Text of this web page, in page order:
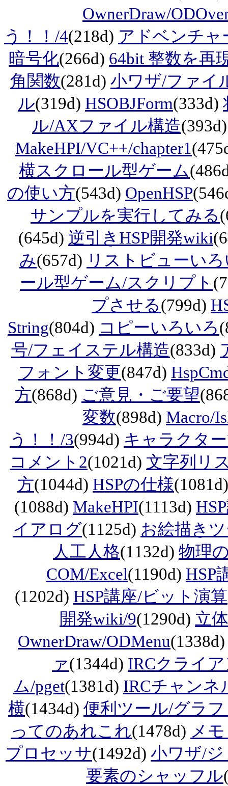
OwnerDraw/
う！！/4(218d) アドベンチャ
暗号化(266d) 64bit 整数を再
角関数(281d) 小ワザ/ファイ
ル(319d) HSOBJForm(333d)
ル/AXファイル構造
MakeHPI/VC++/chapter1
横スクロール型ゲーム
の使い方(543d) OpenHSP
サンプルを実行してみる
(645d) 逆引きHSP開発wiki
み(657d) リストビューい
ール型ゲーム/スクリプト
プさせる(799d)
String(804d) コピーいろいろ
号/フェイステル構造(833d)
フォント変更(847d)
方(868d) ご意見・ご要望
変数(898d) Macro/
う！！/3(994d) キャラクタ
コメント2(1021d) 文字列リ
方(1044d) HSPの仕様
(1088d) MakeHPI(1113d)
イアログ(1125d) お絵描き
人工人格(1132d) 物理
COM/Excel(1190d) HSP
(1202d) HSP講座/ビット演算
開発wiki/9(1290d) 立
OwnerDraw/ODMenu
ァ(1344d) IRCクライ
ム/pget(1381d) IRCチャンネ
横(1434d) 便利ツール/グラ
ってのあれこれ(1478d) メ
プロセッサ(1492d) 小ワザ/
要素のシャッフル